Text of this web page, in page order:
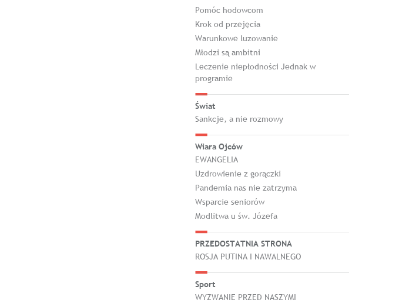
Pomóc hodowcom
Krok od przejęcia
Warunkowe luzowanie
Młodzi są ambitni
Leczenie niepłodności Jednak w
programie
Świat
Sankcje, a nie rozmowy
Wiara Ojców
EWANGELIA
Uzdrowienie z gorączki
Pandemia nas nie zatrzyma
Wsparcie seniorów
Modlitwa u św. Józefa
PRZEDOSTATNIA STRONA
ROSJA PUTINA I NAWALNEGO
Sport
WYZWANIE PRZED NASZYMI